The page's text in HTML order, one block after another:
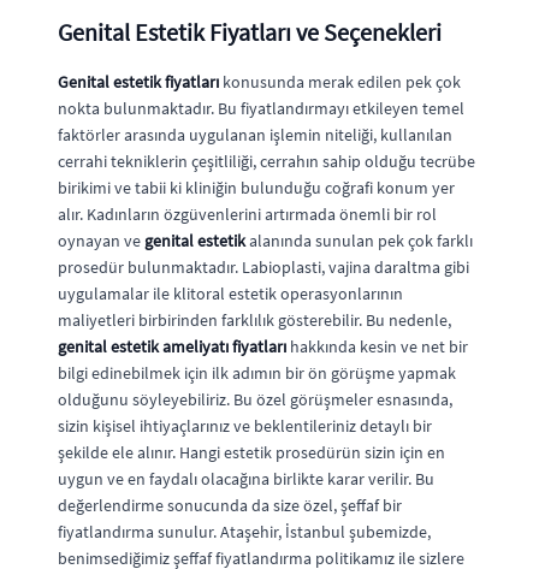
Genital Estetik Fiyatları ve Seçenekleri
Genital estetik fiyatları konusunda merak edilen pek çok
nokta bulunmaktadır. Bu fiyatlandırmayı etkileyen temel
faktörler arasında uygulanan işlemin niteliği, kullanılan
cerrahi tekniklerin çeşitliliği, cerrahın sahip olduğu tecrübe
birikimi ve tabii ki kliniğin bulunduğu coğrafi konum yer
alır. Kadınların özgüvenlerini artırmada önemli bir rol
oynayan ve genital estetikalanında sunulan pek çok farklı
prosedür bulunmaktadır. Labioplasti, vajina daraltma gibi
uygulamalar ile klitoral estetik operasyonlarının
maliyetleri birbirinden farklılık gösterebilir. Bu nedenle,
genital estetik ameliyatı fiyatları hakkında kesin ve net bir
bilgi edinebilmek için ilk adımın bir ön görüşme yapmak
olduğunu söyleyebiliriz. Bu özel görüşmeler esnasında,
sizin kişisel ihtiyaçlarınız ve beklentileriniz detaylı bir
şekilde ele alınır. Hangi estetik prosedürün sizin için en
uygun ve en faydalı olacağına birlikte karar verilir. Bu
değerlendirme sonucunda da size özel, şeffaf bir
fiyatlandırma sunulur. Ataşehir, İstanbul şubemizde,
benimsediğimiz şeffaf fiyatlandırma politikamız ile sizlere